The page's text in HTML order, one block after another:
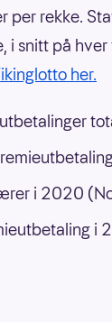
per rekke.
i snitt på
her.
i 2020
i